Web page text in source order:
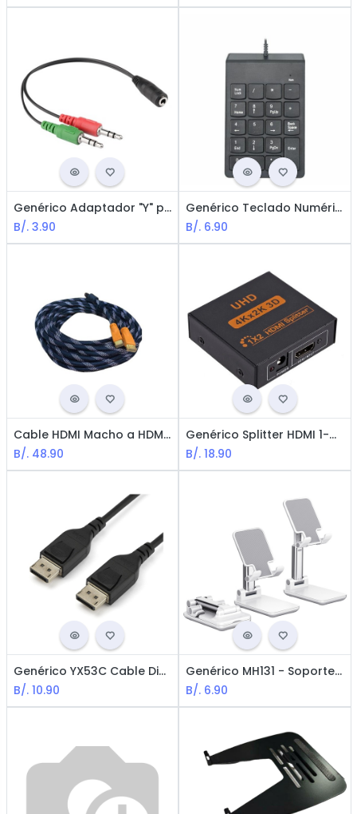
Genérico Adaptador "Y" para Cable 3.5mm Hembra a Doble 3.5mm Macho
B/. 3.90
Genérico Teclado Numérico - Conexión USB, Negro
B/. 6.90
Cable HDMI Macho a HDMI Macho 15m - Negro
B/. 48.90
Genérico Splitter HDMI 1-a-2 Puertos / Negro
B/. 18.90
Genérico YX53C Cable DisplayPort Macho-Macho - 1.5m / Negro
B/. 10.90
Genérico MH131 - Soporte para teléfono móvil / altura ajustable / antideslizante
B/. 6.90